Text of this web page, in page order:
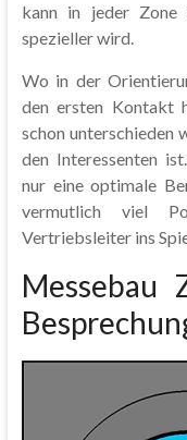
kann in jeder Zone
spezieller wird.
Wo in der
den ersten Kontakt
schon unterschieden
den Interessenten
nur eine optimale
vermutlich viel
Vertriebsleiter ins